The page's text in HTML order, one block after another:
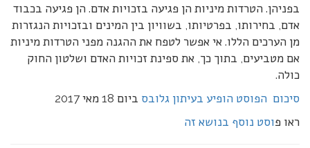
בפניהן. הטרדות מיניות הן פגיעה בזכויות אדם. הן פגיעה בכבוד
אדם, בחירותו, בפרטיותו, בשוויון בין המינים ובזכויות הנגזרות
מן הערכים הללו. אי אפשר לטפח את ההגנה מפני הטרדות מיניות
אם מטביעים, בתוך כך, את ספינת זכויות האדם ושלטון החוק
כולה.
סיכום הפוסט הופיע בעיתון גלובס ביום 18 מאי 2017
ראו פוסט נוסף בנושא זה